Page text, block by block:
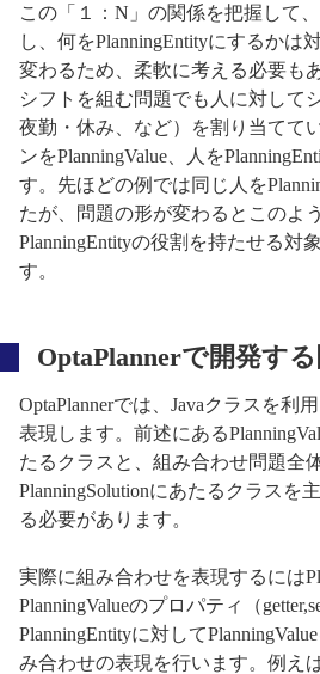
この「１：N」の関係を把握して、
し、何をPlanningEntityにするかは
変わるため、柔軟に考える必要も
シフトを組む問題でも人に対して
夜勤・休み、など）を割り当てて
ンをPlanningValue、人を
す。先ほどの例では同じ人を
たが、問題の形が変わるとこのよ
PlanningEntityの役割を持たせる対
す。
OptaPlannerで開発す
OptaPlannerでは、Javaクラスを利
表現します。前述にある
たるクラスと、組み合わせ問題全
PlanningSolutionにあたるクラスを
る必要があります。
実際に組み合わせを表現するには
PlanningValueのプロパティ（
PlanningEntityに対して
み合わせの表現を行います。例え